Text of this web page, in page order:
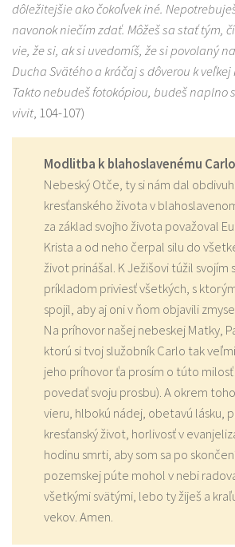
dôležitejšie ako čokoľvek iné.
navonok niečím zdať. Môžeš sa stať tým,
vie, že si, ak si uvedomíš, že si povolaný
Ducha Svätého a kráčaj s dôverou k
Takto nebudeš fotokópiou, budeš naplno
vivit, 104-107)
Modlitba k blahoslavenému
Nebeský Otče, ty si nám dal
kresťanského života v
za základ svojho života považoval
Krista a od neho čerpal silu do
život prinášal. K Ježišovi túžil svojím
príkladom priviesť všetkých, s
spojil, aby aj oni v ňom objavili
Na príhovor našej nebeskej Matky,
ktorú si tvoj služobník Carlo tak
jeho príhovor ťa prosím o túto
povedať svoju prosbu). A okrem
vieru, hlbokú nádej, obetavú lásku,
kresťanský život, horlivosť v
hodinu smrti, aby som sa po
pozemskej púte mohol v nebi
všetkými svätými, lebo ty žiješ a
vekov. Amen.